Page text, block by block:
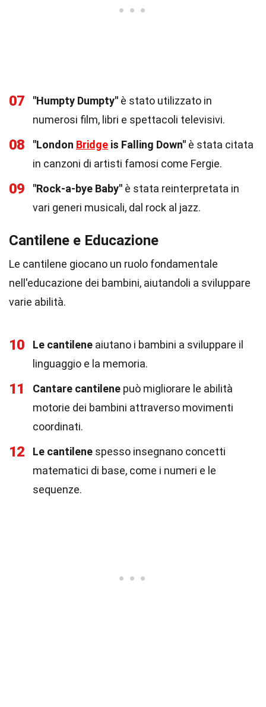
07 "Humpty Dumpty" è stato utilizzato in
numerosi film, libri e spettacoli televisivi.
08 "London Bridge is Falling Down" è stata citata
in canzoni di artisti famosi come Fergie.
09 "Rock-a-bye Baby" è stata reinterpretata in
vari generi musicali, dal rock al jazz.
Cantilene e Educazione
Le cantilene giocano un ruolo fondamentale
nell'educazione dei bambini, aiutandoli a sviluppare
varie abilità.
10 Le cantilene aiutano i bambini a sviluppare il
linguaggio e la memoria.
11 Cantare cantilene può migliorare le abilità
motorie dei bambini attraverso movimenti
coordinati.
12 Le cantilene spesso insegnano concetti
matematici di base, come i numeri e le
sequenze.